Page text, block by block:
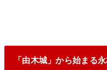
「由木城」から始まる